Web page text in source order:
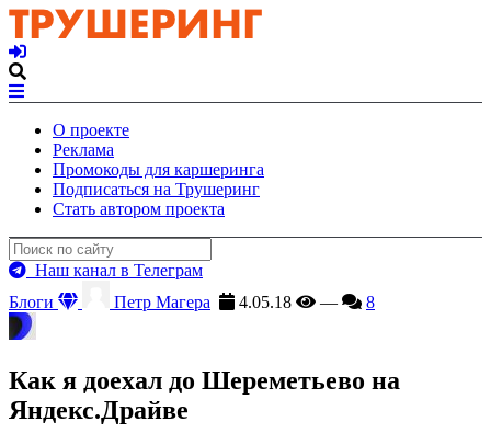
О проекте
Реклама
Промокоды для каршеринга
Подписаться на Трушеринг
Стать автором проекта
Наш канал в Телеграм
Блоги
Петр Магера 4.05.18 — 8
Как я доехал до Шереметьево на
Яндекс.Драйве